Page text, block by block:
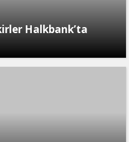
Halkbank’ta